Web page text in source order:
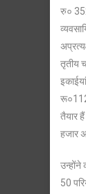
रु०
तृतीय
तैयार
हजार
उन्होंने
50